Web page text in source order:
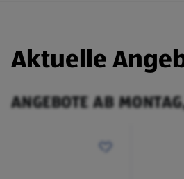
Aktuelle
ANGEBOTE AB